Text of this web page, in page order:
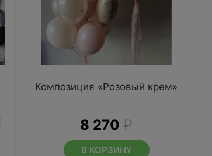
Композиция «Розовый крем»
8 270 ₽
В КОРЗИНУ